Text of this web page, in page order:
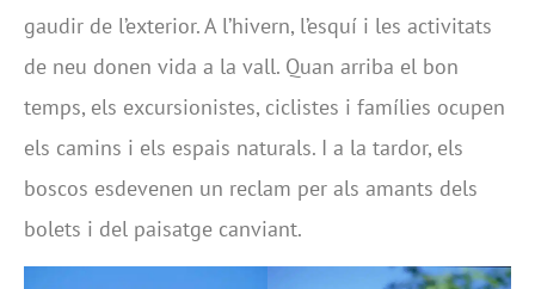
gaudir de l’exterior. A l’hivern, l’esquí i les activitats
de neu donen vida a la vall. Quan arriba el bon
temps, els excursionistes, ciclistes i famílies ocupen
els camins i els espais naturals. I a la tardor, els
boscos esdevenen un reclam per als amants dels
bolets i del paisatge canviant.